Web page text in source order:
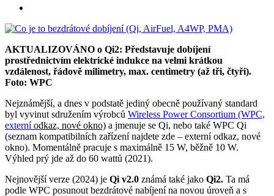
AKTUALIZOVÁNO o Qi2: Představuje dobíjení
prostřednictvím elektrické indukce na velmi krátkou
vzdálenost, řádově milimetry, max. centimetry (až tři, čtyři).
Foto: WPC
Nejznámější, a dnes v podstatě jediný obecně používaný standard
byl vyvinut sdružením výrobců Wireless Power Consortium (WPC,
externíodkaz, nové okno) a jmenuje se Qi, nebo také WPC Qi
(seznam kompatibilních zařízení najdete zde – externí odkaz, nové
okno). Momentálně pracuje s maximálně 15 W, běžně 10 W.
Výhled prý jde až do 60 wattů (2021).
Nejnovější verze (2024) je Qi v2.0 známá také jako Qi2. Ta má
podle WPC posunout bezdrátové nabíjení na novou úroveň a s